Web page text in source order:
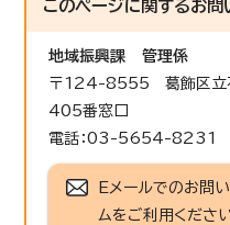
このページに関するお問
地域振興課
管理係
〒124-8555 葛飾区
405番窓口
電話：03-5654-8231
Eメールでのお問
ムをご利用ください